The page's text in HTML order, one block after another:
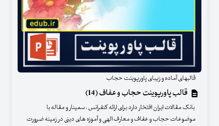
قالبهای آماده و زیبای پاورپوینت حجاب
قالب پاورپوینت حجاب و عفاف (14)
بانک مقالات ایران افتخار دارد برای ارائه کنفرانس ، سمینار و مقاله با
موضوعات حجاب و عفاف و معارف الهی و آموزه های دینی در زمینه ضرورت